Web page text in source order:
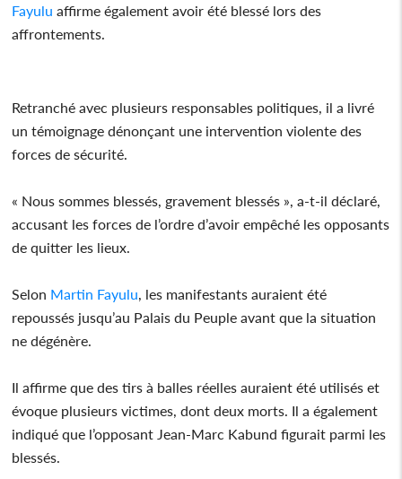
Fayulu affirme également avoir été blessé lors des
affrontements.
Retranché avec plusieurs responsables politiques, il a livré
un témoignage dénonçant une intervention violente des
forces de sécurité.
« Nous sommes blessés, gravement blessés », a-t-il déclaré,
accusant les forces de l’ordre d’avoir empêché les opposants
de quitter les lieux.
Selon Martin Fayulu, les manifestants auraient été
repoussés jusqu’au Palais du Peuple avant que la situation
ne dégénère.
Il affirme que des tirs à balles réelles auraient été utilisés et
évoque plusieurs victimes, dont deux morts. Il a également
indiqué que l’opposant Jean-Marc Kabund figurait parmi les
blessés.